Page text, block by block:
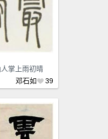
掌上雨初晴
邓石如
39